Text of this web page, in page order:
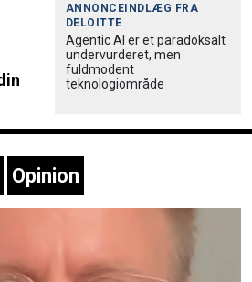
ANNONCEINDLÆG FRA
DELOITTE
Agentic AI er et paradoksalt
undervurderet, men
fuldmodent
teknologiområde
Opinion